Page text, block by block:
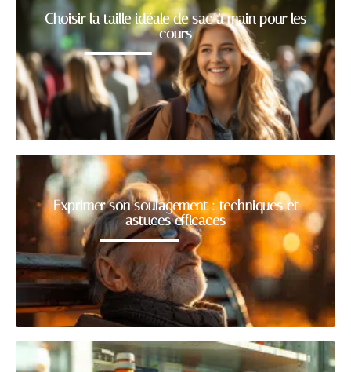
Choisir la taille idéale de sac à main pour les
cours
Exprimer son soulagement : techniques et
astuces efficaces